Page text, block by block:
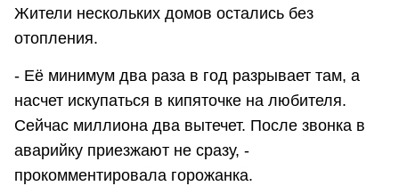
Жители нескольких домов остались без
отопления.
- Её минимум два раза в год разрывает там, а
насчет искупаться в кипяточке на любителя.
Сейчас миллиона два вытечет. После звонка в
аварийку приезжают не сразу, -
прокомментировала горожанка.